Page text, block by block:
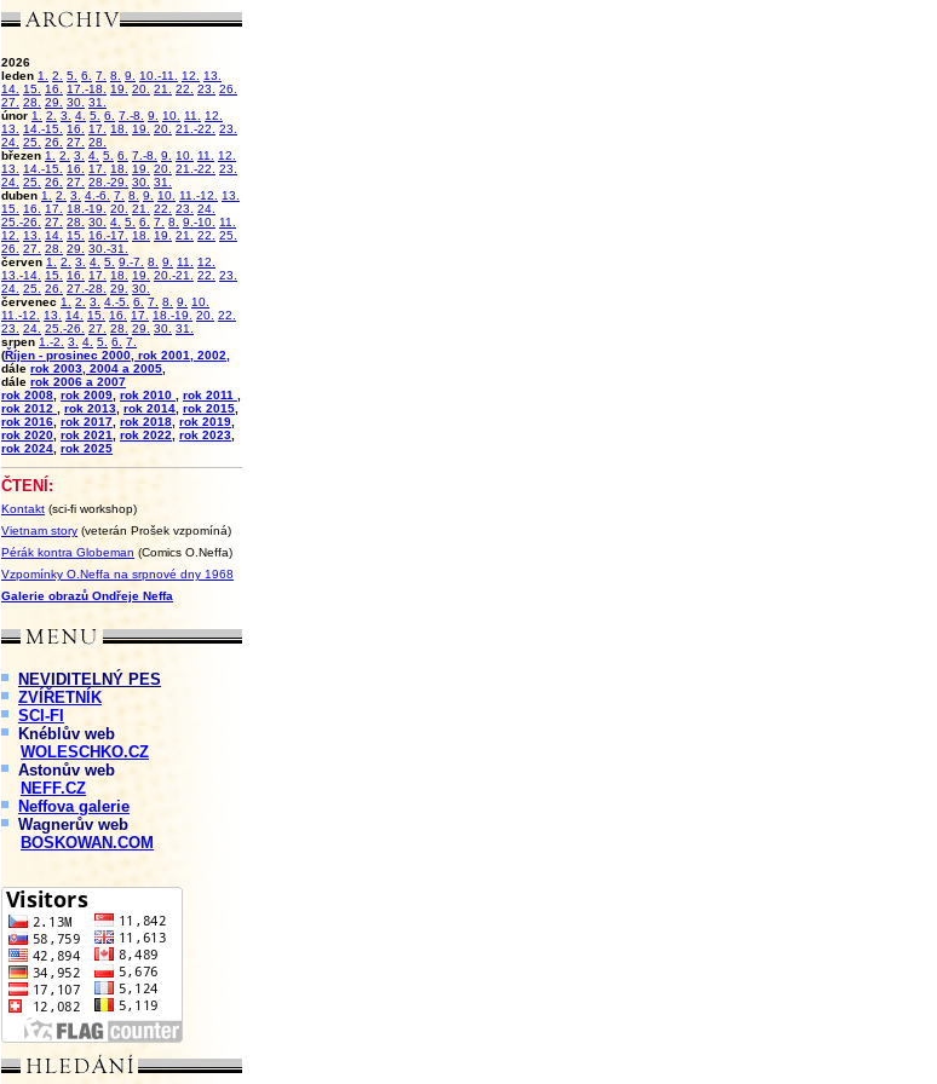
2026
leden 1. 2. 5. 6. 7. 8. 9. 10.-11. 12.
13.
14.
15. 16. 17.-18. 19. 20. 21. 22. 23.
26.
27.
28. 29. 30. 31.
únor 1. 2. 3. 4. 5. 6. 7.-8. 9. 10. 11.
12.
13.
14.-15. 16. 17. 18. 19. 20. 21.-22.
23.
24. 25. 26. 27.
28.
březen 1. 2. 3. 4. 5. 6. 7.-8. 9. 10. 11.
12.
13.
14.-15. 16. 17. 18. 19. 20. 21.-22.
23.
24. 25. 26. 27. 28.-29. 30. 31.
duben 1. 2. 3. 4.-6. 7. 8. 9. 10. 11.-12.
13.
15.
16. 17. 18.-19. 20. 21. 22. 23.
24.
25.-26.
27. 28. 30. 4. 5. 6. 7. 8. 9.-10.
11.
12.
13. 14. 15. 16.-17. 18. 19. 21. 22.
25.
26.
27. 28. 29.
30.-31.
červen 1. 2. 3. 4. 5. 9.-7. 8. 9. 11.
12.
13.-14.
15. 16. 17. 18. 19. 20.-21. 22.
23.
24. 25. 26. 27.-28. 29.
30.
červenec 1. 2. 3. 4.-5. 6. 7. 8. 9.
10.
11.-12.
13. 14. 15. 16. 17. 18.-19. 20. 22.
23.
24. 25.-26. 27. 28. 29. 30. 31.
srpen 1.-2. 3. 4. 5. 6. 7.
(Říjen - prosinec 2000, rok 2001, 2002,
dále rok 2003, 2004 a 2005
dále rok 2006 a 2007
rok 2008 rok 2009 rok 2010 rok 2011
rok 2012
rok 2013 rok 2014 rok 2015
rok 2016 rok 2017 rok 2018 rok 2019
rok 2020 rok 2021 rok 2022 rok 2023
rok 2024 rok 2025
ČTENÍ:
Kontakt (sci-fi workshop)
Vietnam story (veterán Prošek vzpomíná)
Pérák kontra Globeman (Comics O.Neffa)
Vzpomínky O.Neffa na srpnové dny 1968
Galerie obrazů Ondřeje Neffa
NEVIDITELNÝ PES
ZVÍŘETNÍK
SCI-FI
Knéblův web
WOLESCHKO.CZ
Astonův web
NEFF.CZ
Neffova galerie
Wagnerův web
BOSKOWAN.COM